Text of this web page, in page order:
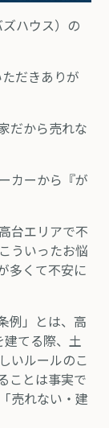
ハウス）の
だきありが
だから売れな
カーから『が
台エリアで不
ういったお悩
多くて不安に
例」とは、高
てる際、土
いルールのこ
ことは事実で
売れない・建